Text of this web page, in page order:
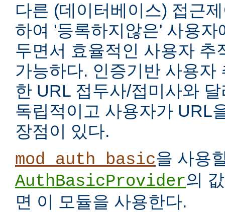
다른 (데이터베이스) 접근
하여 '등록하지않은' 사용
두면서 효율적인 사용자 추
가능하다. 인증기반 사용자
한 URL 접두사/접미사와
독립적이고 사용자가 URL
장점이 있다.
mod_auth_basic을 사용
AuthBasicProvider의
면 이 모듈을 사용한다.